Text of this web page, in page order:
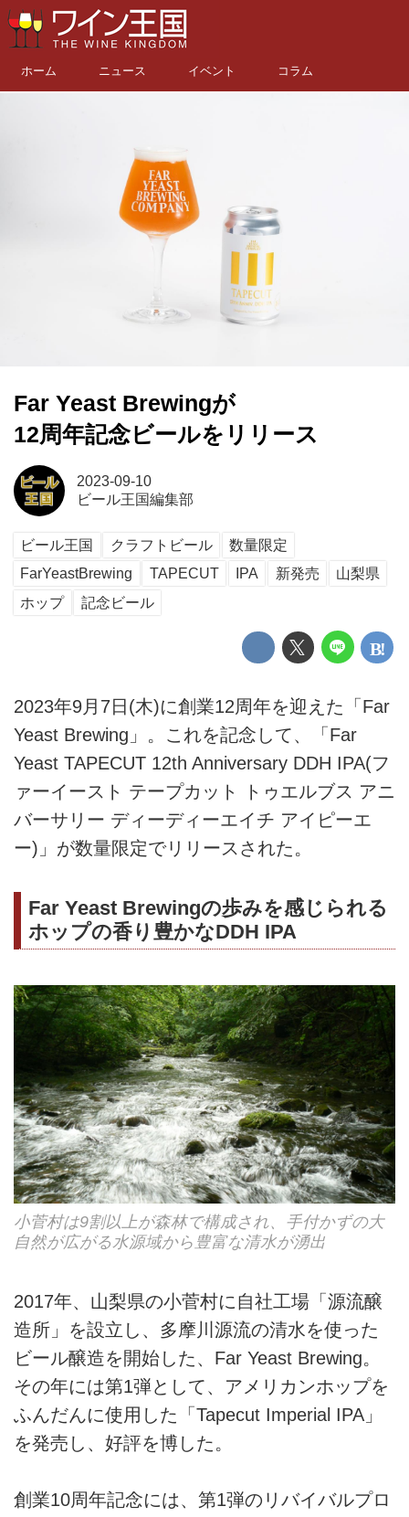
ホーム ニュース イベント コラム
Far Yeast Brewingが
12周年記念ビールをリリース
2023-09-10
ビール王国編集部
ビール王国 クラフトビール
数量限定
FarYeastBrewing
TAPECUT IPA 新発売
山梨県
ホップ
記念ビール
2023年9月7日(木)に創業12周年を迎えた「Far
Yeast Brewing」。これを記念して、「Far
Yeast TAPECUT 12th Anniversary DDH IPA(フ
ァーイースト テープカット トゥエルブス アニ
バーサリー ディーディーエイチ アイピーエ
ー)」が数量限定でリリースされた。
Far Yeast Brewingの歩みを感じられる
ホップの香り豊かなDDH IPA
小菅村は9割以上が森林で構成され、手付かずの大
自然が広がる水源域から豊富な清水が湧出
2017年、山梨県の小菅村に自社工場「源流醸
造所」を設立し、多摩川源流の清水を使った
ビール醸造を開始した、Far Yeast Brewing。
その年には第1弾として、アメリカンホップを
ふんだんに使用した「Tapecut Imperial IPA」
を発売し、好評を博した。
創業10周年記念には、第1弾のリバイバルプロ